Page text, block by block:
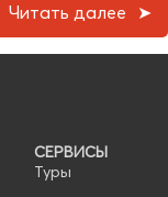
Читать далее
СЕРВИСЫ
Туры